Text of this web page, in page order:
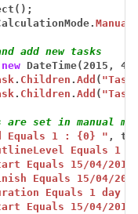
Manual
add new tasks
new DateTime(2015,
4,
. Children .Add (
. Children .Add (
set in manual
Equals 1 : {0} " ,
Equals 1
Equals 15/04/
Equals 15/04/
Equals 1 day
Equals 15/04/